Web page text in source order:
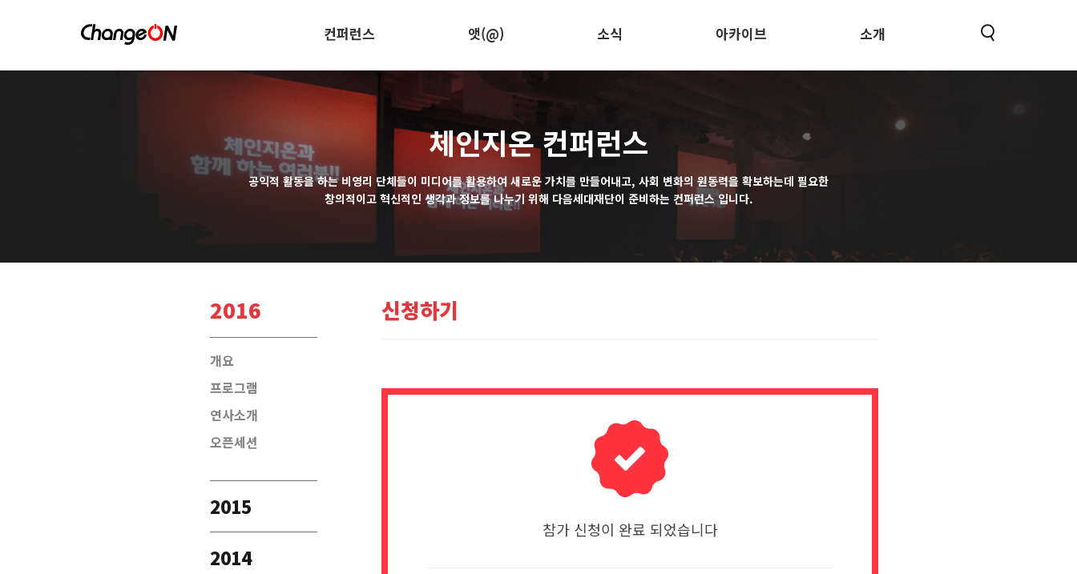
컨퍼런스 앳(@) 소식 아카이브 소개
체인지온 컨퍼런스
공익적 활동을 하는 비영리 단체들이 미디어를 활용하여 새로운 가치를 만들어내고, 사회 변화의 원동력을 확보하는데 필요한
창의적이고 혁신적인 생각과 정보를 나누기 위해 다음세대재단이 준비하는 컨퍼런스 입니다.
2016
개요
프로그램
연사소개
오픈세션
2015
2014
신청하기
참가 신청이 완료 되었습니다